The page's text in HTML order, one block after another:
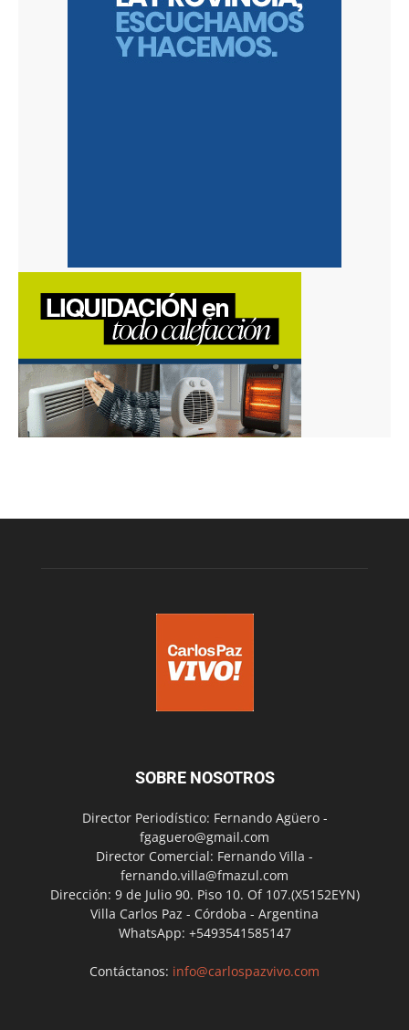
SOBRE NOSOTROS
Director Periodístico: Fernando Agüero -
fgaguero@gmail.com
Director Comercial: Fernando Villa -
fernando.villa@fmazul.com
Dirección: 9 de Julio 90. Piso 10. Of 107.(X5152EYN)
Villa Carlos Paz - Córdoba - Argentina
WhatsApp: +5493541585147
Contáctanos: info@carlospazvivo.com